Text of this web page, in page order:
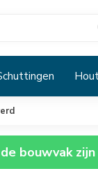
bouwvak